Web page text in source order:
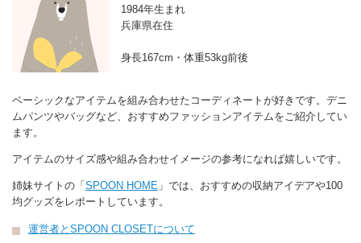
1984年生まれ
兵庫県在住
身長167cm・体重53kg前後
ベーシックなアイテムを組み合わせたコーディネートが好きです。デニ
ムパンツやバッグなど、おすすめファッションアイテムをご紹介してい
ます。
アイテムのサイズ感や組み合わせイメージの参考になれば嬉しいです。
姉妹サイトの「 SPOON HOME 」では、おすすめの収納アイデアや100
均グッズをレポートしています。
運営者とSPOON CLOSETについて